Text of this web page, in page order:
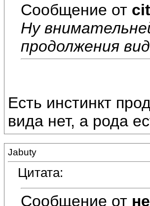
Сообщение от cit
Ну
продолжения
Есть инстинкт
вида нет, а рода
Jabuty
Цитата:
Сообщение от